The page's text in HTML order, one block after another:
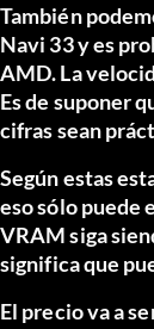
También
Navi 33 y es
AMD. La
Es de suponer
cifras sean
Según estas
eso sólo puede
VRAM siga
significa que
El precio va a